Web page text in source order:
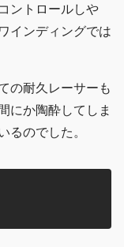
ントロールしや
インディングでは
の耐久レーサーも
にか陶酔してしま
るのでした。